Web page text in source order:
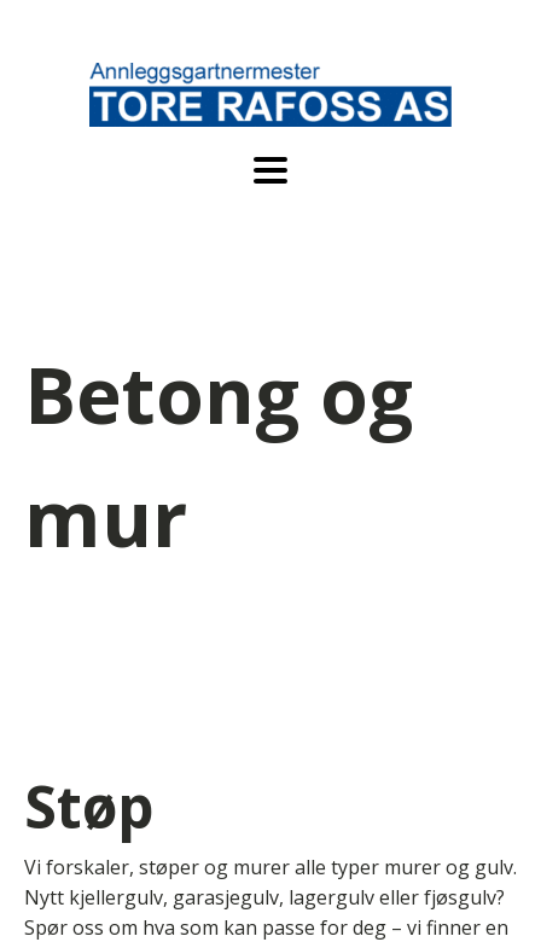
Betong og
mur
Støp
Vi forskaler, støper og murer alle typer murer og gulv.
Nytt kjellergulv, garasjegulv, lagergulv eller fjøsgulv?
Spør oss om hva som kan passe for deg – vi finner en